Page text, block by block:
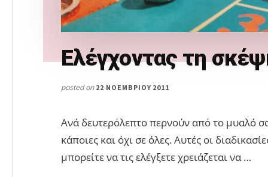
Ελέγχοντας τη
posted on 22 ΝΟΕΜΒΡΊΟΥ 2011
Ανά δευτερόλεπτο περνούν από το μυαλό
κάποιες και όχι σε όλες. Αυτές οι
μπορείτε να τις ελέγξετε χρειάζεται να …